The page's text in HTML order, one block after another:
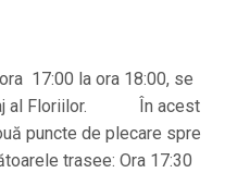
17:00 la ora 18:00, se
al Floriilor. În acest
puncte de plecare spre
trasee: Ora 17:30